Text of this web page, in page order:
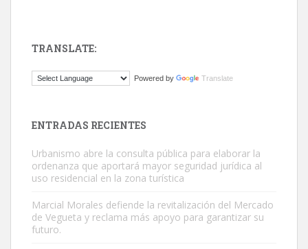
El ayuntamiento se va a llevar a Los Gatos callejeros de la zona los
Gato manso encontrado
TRANSLATE:
Powered by Translate
ENTRADAS RECIENTES
Urbanismo abre la consulta pública para elaborar la
ordenanza que aportará mayor seguridad jurídica al
uso residencial en la zona turística
Marcial Morales defiende la revitalización del Mercado
de Vegueta y reclama más apoyo para garantizar su
futuro.